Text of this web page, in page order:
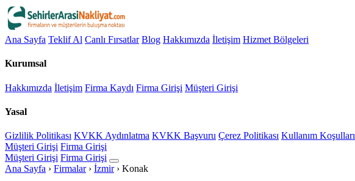
Ana Sayfa Teklif Al Canlı Fırsatlar Blog Hakkımızda İletişim Hizmet Bölgeleri
Kurumsal
Hakkımızda İletişim Firma Kaydı Firma Girişi Müşteri Girişi
Yasal
Gizlilik Politikası KVKK Aydınlatma KVKK Başvuru Çerez Politikası Kullanım Koşulları
Müşteri Girişi Firma Girişi
Müşteri Girişi Firma Girişi
Ana Sayfa › Firmalar › İzmir › Konak